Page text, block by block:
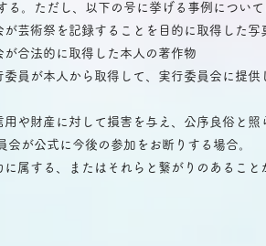
る。ただし、以下の号に挙げる事例につい
芸術祭を記録することを目的に取得した
合法的に取得した本人の著作物
員が本人から取得して、実行委員会に提
や財産に対して損害を与え、公序良俗と
会が公式に今後の参加をお断りする場合。
属する、またはそれらと繋がりのあるこ